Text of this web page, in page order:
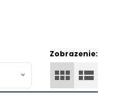
Zobrazenie: